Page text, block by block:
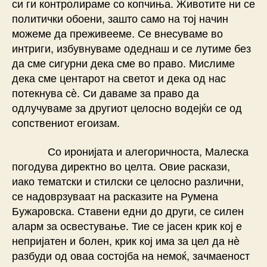
политички обоени, зашто само на тој начин
можеме да преживееме. Се внесуваме во
интриги, избувнуваме одеднаш и се лутиме без
да сме сигурни дека сме во право. Мислиме
дека сме центарот на светот и дека од нас
потекнува сѐ. Си даваме за право да
одлучуваме за другиот целосно водејќи се од
сопствениот егоизам.
Со иронијата и алегоричноста, Малеска
погодува директно во целта. Овие раскази,
иако тематски и стилски се целосно различни,
се надоврзуваат на расказите на Румена
Бужаровска. Ставени едни до други, се силен
аларм за освестување. Тие се јасен крик кој е
непријатен и болен, крик кој има за цел да нѐ
разбуди од оваа состојба на немоќ, зачмаеност